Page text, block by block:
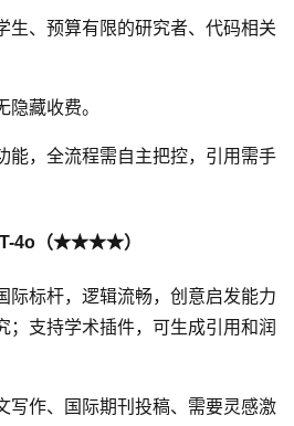
生、预算有限的研究者、代码相关
隐藏收费。
能，全流程需自主把控，引用需手
4o（★★★★）
际标杆，逻辑流畅，创意启发能力
；支持学术插件，可生成引用和润
写作、国际期刊投稿、需要灵感激